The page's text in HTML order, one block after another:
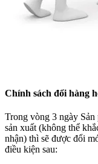
Chính sách đổi hàng
Trong vòng 3 ngày
sản xuất (không thể
nhận) thì sẽ được đổi
điều kiện sau: